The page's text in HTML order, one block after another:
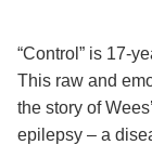
“Control” is 17-
This raw and
the story of
epilepsy – a